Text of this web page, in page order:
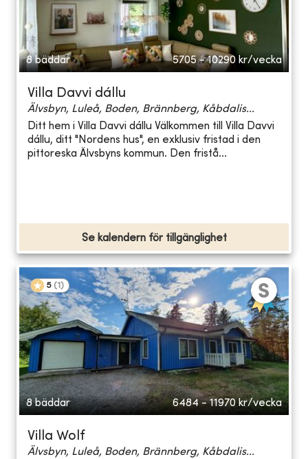
8 bäddar 5705 - 10290 kr/vecka
Villa Davvi dállu
Älvsbyn, Luleå, Boden, Brännberg, Kåbdalis...
Ditt hem i Villa Davvi dállu Välkommen till Villa Davvi
dállu, ditt "Nordens hus", en exklusiv fristad i den
pittoreska Älvsbyns kommun. Den fristå...
Se kalendern för tillgänglighet
5 (1 )
8 bäddar 6484 - 11970 kr/vecka
Villa Wolf
Älvsbyn, Luleå, Boden, Brännberg, Kåbdalis...